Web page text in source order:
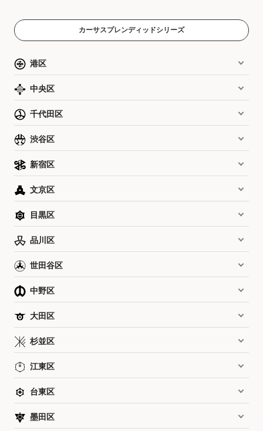
カーサスプレンディッドシリーズ
港区
中央区
千代田区
渋谷区
新宿区
文京区
目黒区
品川区
世田谷区
中野区
大田区
杉並区
江東区
台東区
墨田区